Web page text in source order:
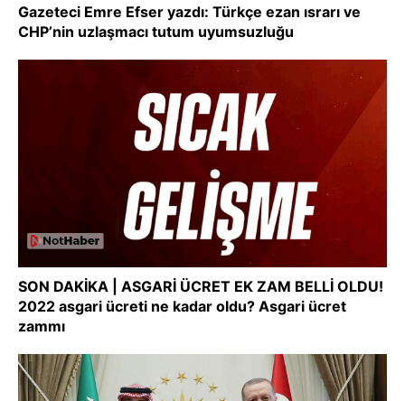
Gazeteci Emre Efser yazdı: Türkçe ezan ısrarı ve
CHP’nin uzlaşmacı tutum uyumsuzluğu
SON DAKİKA | ASGARİ ÜCRET EK ZAM BELLİ OLDU!
2022 asgari ücreti ne kadar oldu? Asgari ücret
zammı